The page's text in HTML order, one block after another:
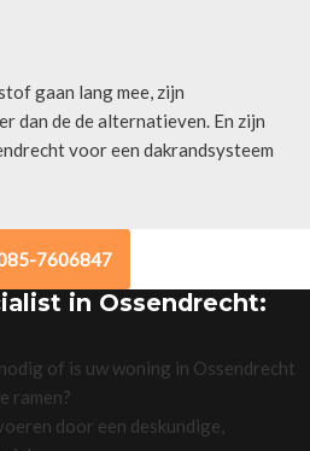
gaan lang mee, zijn
dan de de alternatieven. En zijn
voor een dakrandsysteem
7606847
in Ossendrecht:
of is uw woning in Ossendrecht
ramen?
door een deskundige,